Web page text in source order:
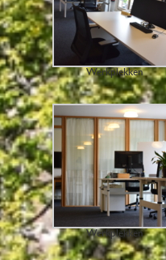
Werkplekken
Werkplekken